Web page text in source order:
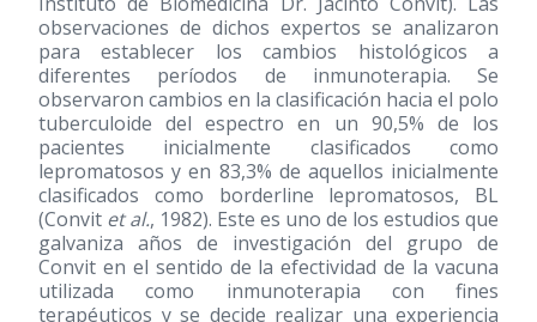
observaciones de dichos expertos se analizaron
para establecer los cambios histológicos a
diferentes períodos de inmunoterapia. Se
observaron cambios en la clasificación hacia el polo
tuberculoide del espectro en un 90,5% de los
pacientes inicialmente clasificados como
lepromatosos y en 83,3% de aquellos inicialmente
clasificados como borderline lepromatosos, BL
(Convit et al., 1982). Este es uno de los estudios que
galvaniza años de investigación del grupo de
Convit en el sentido de la efectividad de la vacuna
utilizada como inmunoterapia con fines
terapéuticos y se decide realizar una experiencia